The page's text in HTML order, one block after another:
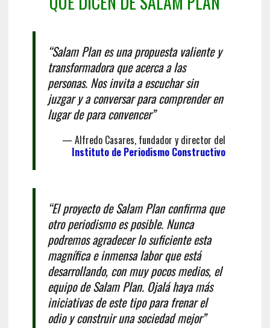
“Salam Plan es una propuesta valiente y
transformadora que acerca a las
personas. Nos invita a escuchar sin
juzgar y a conversar para comprender en
lugar de para convencer”
— Alfredo Casares, fundador y director del
Instituto de Periodismo Constructivo
“El proyecto de Salam Plan confirma que
otro periodismo es posible. Nunca
podremos agradecer lo suficiente esta
magnífica e inmensa labor que está
desarrollando, con muy pocos medios, el
equipo de Salam Plan. Ojalá haya más
iniciativas de este tipo para frenar el
odio y construir una sociedad mejor”